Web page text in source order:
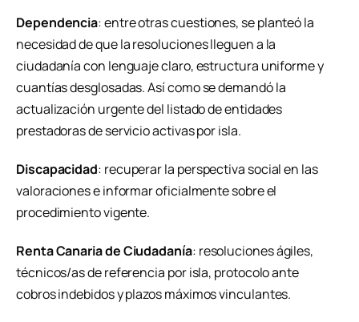
Dependencia: entre otras cuestiones, se planteó la
necesidad de que la resoluciones lleguen a la
ciudadanía con lenguaje claro, estructura uniforme y
cuantías desglosadas. Así como se demandó la
actualización urgente del listado de entidades
prestadoras de servicio activas por isla.
Discapacidad: recuperar la perspectiva social en las
valoraciones e informar oficialmente sobre el
procedimiento vigente.
Renta Canaria de Ciudadanía: resoluciones ágiles,
técnicos/as de referencia por isla, protocolo ante
cobros indebidos y plazos máximos vinculantes.